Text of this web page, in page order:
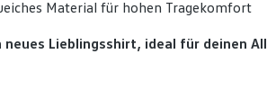
Material für hohen Tragekomfort
neues Lieblingsshirt, ideal für deinen